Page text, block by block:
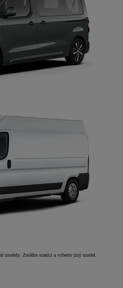
modely. Změňte stanici a vyberte jiný model.